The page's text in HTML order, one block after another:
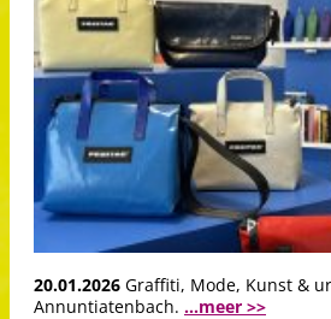
20.01.2026 Graffiti, Mode, Kunst &
Annuntiatenbach. ...meer >>